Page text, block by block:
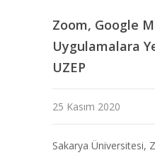
Zoom, Google
Uygulamalara
UZEP
25 Kasım 2020
Sakarya Üniversitesi,